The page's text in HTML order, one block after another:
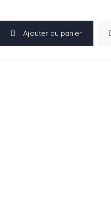
Ajouter au panier